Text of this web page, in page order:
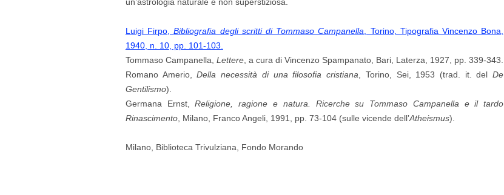
Luigi Firpo,Bibliografia degli scritti di Tommaso Campanella , Torino, Tipografia Vincenzo Bona,
1940, n. 10, pp. 101-103.
Tommaso Campanella, Lettere, a cura di Vincenzo Spampanato, Bari, Laterza, 1927, pp. 339-343.
Romano Amerio,Della necessità di una filosofia cristiana , Torino, Sei, 1953 (trad. it. delDe
Gentilismo).
Germana Ernst,Religione, ragione e natura. Ricerche su Tommaso Campanella e il tardo
Rinascimento, Milano, Franco Angeli, 1991, pp. 73-104 (sulle vicende dell’Atheismus).
Milano, Biblioteca Trivulziana, Fondo Morando